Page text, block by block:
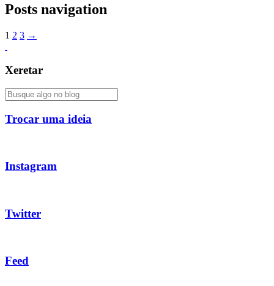
Posts navigation
1 2 3 →
Xeretar
Trocar uma ideia
Instagram
Twitter
Feed